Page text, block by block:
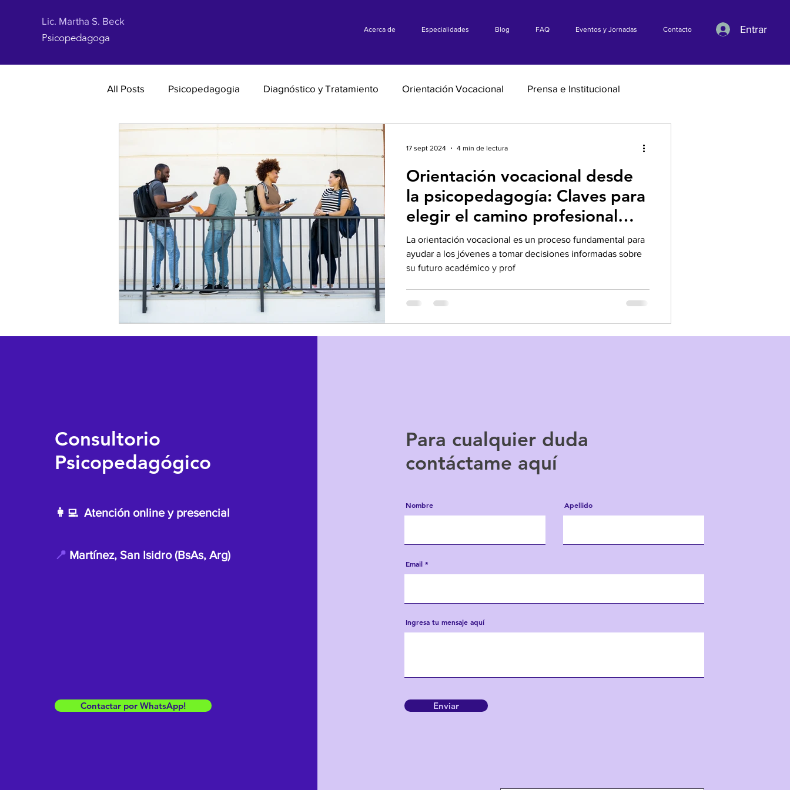
Lic. Martha S. Beck
Psicopedagoga
Acerca de Especialidades Blog FAQ Eventos y Jornadas Contacto Entrar
All Posts Psicopedagogia Diagnóstico y Tratamiento Orientación Vocacional Prensa e Institucional
Orientación vocacional desde
la psicopedagogía: Claves para
elegir el camino profesional
adecuado
La orientación vocacional es un proceso fundamental para
ayudar a los jóvenes a tomar decisiones informadas sobre
su futuro académico y prof
17 sept 2024 4 min de lectura
Consultorio
Psicopedagógico
👩‍💻 Atención online y presencial
📍 Martínez, San Isidro (BsAs, Arg)
Contactar por WhatsApp!
Para cualquier duda
contáctame aquí
Nombre Apellido
Email
Ingresa tu mensaje aquí
Enviar